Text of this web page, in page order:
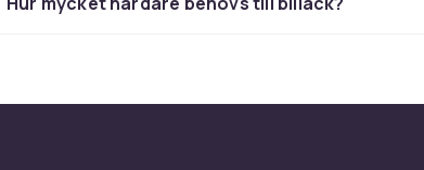
eller ta en titt på hela utbudet avfordonsfärg